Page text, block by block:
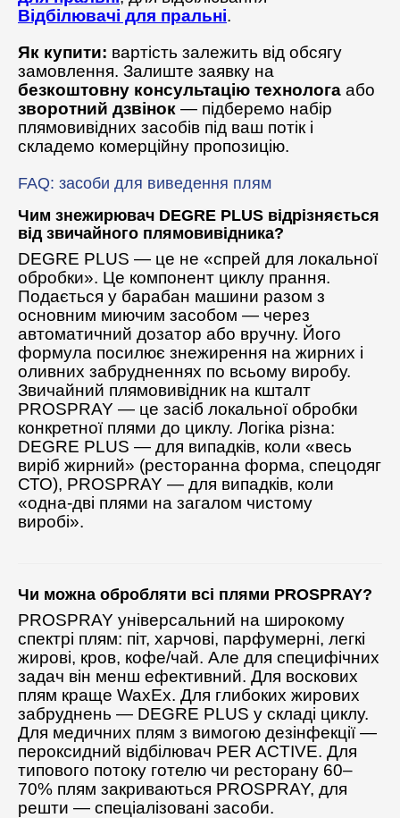
Відбілювачі для пральні.
Як купити: вартість залежить від обсягу
замовлення. Залиште заявку на
безкоштовну консультацію технолога або
зворотний дзвінок — підберемо набір
плямовивідних засобів під ваш потік і
складемо комерційну пропозицію.
FAQ: засоби для виведення плям
Чим знежирювач DEGRE PLUS відрізняється
від звичайного плямовивідника?
DEGRE PLUS — це не «спрей для локальної
обробки». Це компонент циклу прання.
Подається у барабан машини разом з
основним миючим засобом — через
автоматичний дозатор або вручну. Його
формула посилює знежирення на жирних і
оливних забрудненнях по всьому виробу.
Звичайний плямовивідник на кшталт
PROSPRAY — це засіб локальної обробки
конкретної плями до циклу. Логіка різна:
DEGRE PLUS — для випадків, коли «весь
виріб жирний» (ресторанна форма, спецодяг
СТО), PROSPRAY — для випадків, коли
«одна-дві плями на загалом чистому
виробі».
Чи можна обробляти всі плями PROSPRAY?
PROSPRAY універсальний на широкому
спектрі плям: піт, харчові, парфумерні, легкі
жирові, кров, кофе/чай. Але для специфічних
задач він менш ефективний. Для воскових
плям краще WaxEx. Для глибоких жирових
забруднень — DEGRE PLUS у складі циклу.
Для медичних плям з вимогою дезінфекції —
пероксидний відбілювач PER ACTIVE. Для
типового потоку готелю чи ресторану 60–
70% плям закриваються PROSPRAY, для
решти — спеціалізовані засоби.